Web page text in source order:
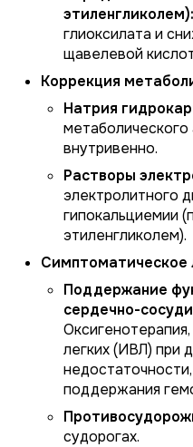
этиленгликолем):
глиоксилата и
щавелевой
Коррекция
Натрия
внутривенно.
Растворы
электролитного
гипокальциемии
этиленгликолем).
Симптоматическое
Поддержание
сердечно-
легких (ИВЛ) при
поддержания
судорогах.